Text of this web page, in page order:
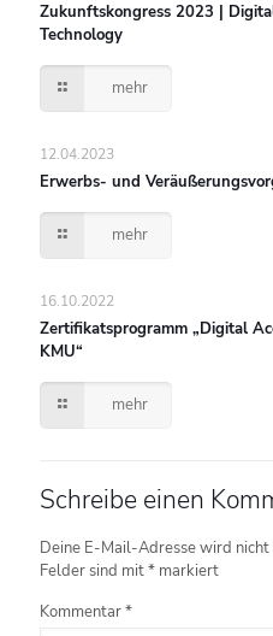
Zukunftskongress 2023 |
Technology
mehr
12.04.2023
Erwerbs- und
mehr
16.10.2022
Zertifikatsprogramm „Digital
KMU“
mehr
Schreibe einen
Deine E-Mail-Adresse wird
Felder sind mit* markiert
Kommentar*